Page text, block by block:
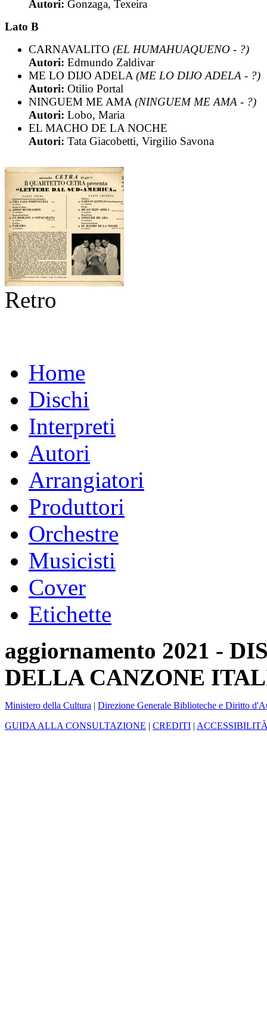
Autori: Gonzaga, Texeira
Lato B
CARNAVALITO (EL HUMAHUAQUENO - ?)
Autori: Edmundo Zaldivar
ME LO DIJO ADELA(ME LO DIJO ADELA - ?)
Autori: Otilio Portal
NINGUEM ME AMA(NINGUEM ME AMA - ?)
Autori: Lobo, Maria
EL MACHO DE LA NOCHE
Autori: Tata Giacobetti, Virgilio Savona
Retro
Home
Dischi
Interpreti
Autori
Arrangiatori
Produttori
Orchestre
Musicisti
Cover
Etichette
aggiornamento 2021 -
DELLA CANZONE
Ministero della Cultura | Direzione Generale Biblioteche e Diritto
GUIDA ALLA CONSULTAZIONE | CREDITI |